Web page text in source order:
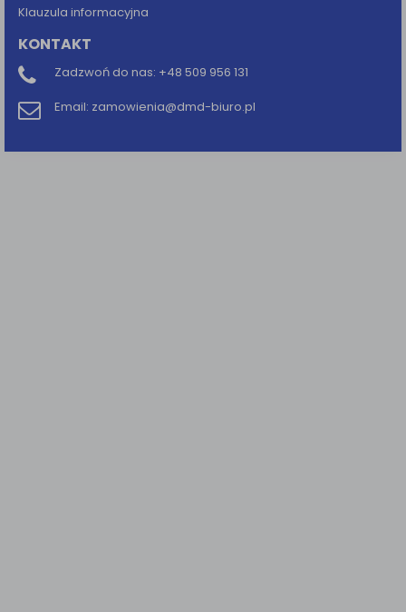
Klauzula informacyjna
KONTAKT
Zadzwoń do nas: +48 509 956 131
Email: zamowienia@dmd-biuro.pl